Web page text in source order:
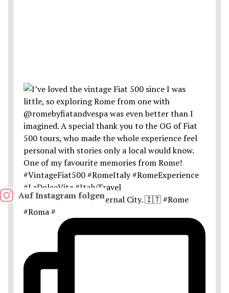
Postcards from the Eternal City. 🇮🇹 #Rome
#Roma #
Auf Instagram folgen